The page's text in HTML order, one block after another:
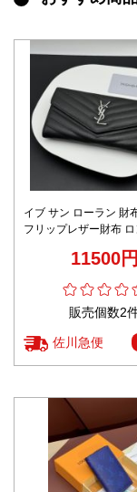
イブ サン ローラン 財
フリップレザー財布
11500円
販売個数2
佐川急便